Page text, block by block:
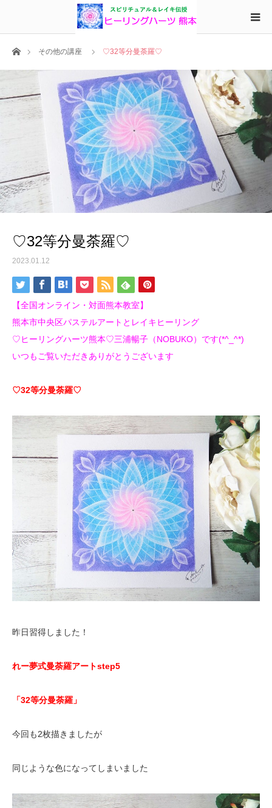
ホームその他の講座 ♡32等分曼荼羅♡
♡32等分曼荼羅♡
2023.01.12
【全国オンライン・対面熊本教室】
熊本市中央区パステルアートとレイキヒーリング
♡ヒーリングハーツ熊本♡三浦暢子（NOBUKO）です(*^_^*)
いつもご覧いただきありがとうございます
♡32等分曼荼羅♡
昨日習得しました！
れー夢式曼荼羅アートstep5
「32等分曼荼羅」
今回も2枚描きましたが
同じような色になってしまいました